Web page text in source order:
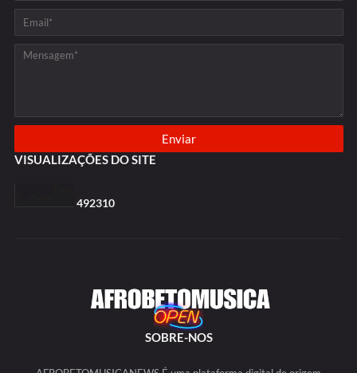
VISUALIZAÇÕES DO SITE
492310
SOBRE-NOS